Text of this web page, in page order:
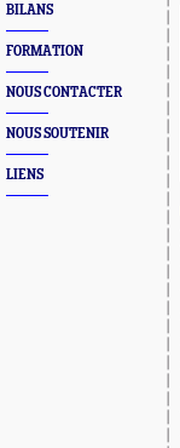
BILANS
FORMATION
NOUS CONTACTER
NOUS SOUTENIR
LIENS